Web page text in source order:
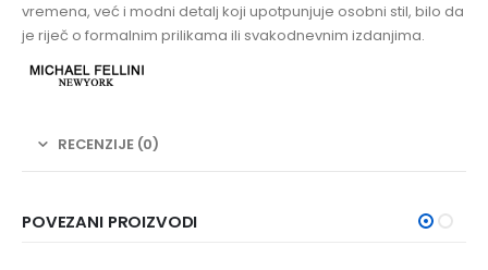
vremena, već i modni detalj koji upotpunjuje osobni stil, bilo da
je riječ o formalnim prilikama ili svakodnevnim izdanjima.
RECENZIJE (0)
POVEZANI PROIZVODI